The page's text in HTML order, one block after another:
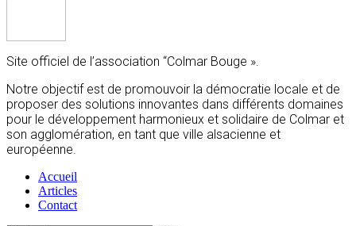
Site officiel de l’association “Colmar Bouge ».
Notre objectif est de promouvoir la démocratie locale et de
proposer des solutions innovantes dans différents domaines
pour le développement harmonieux et solidaire de Colmar et
son agglomération, en tant que ville alsacienne et
européenne.
Accueil
Articles
Contact